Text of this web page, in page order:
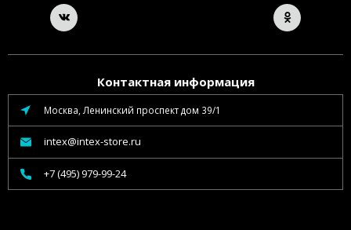
Контактная информация
Москва, Ленинский проспект дом 39/1
intex@intex-store.ru
+7 (495) 979-99-24